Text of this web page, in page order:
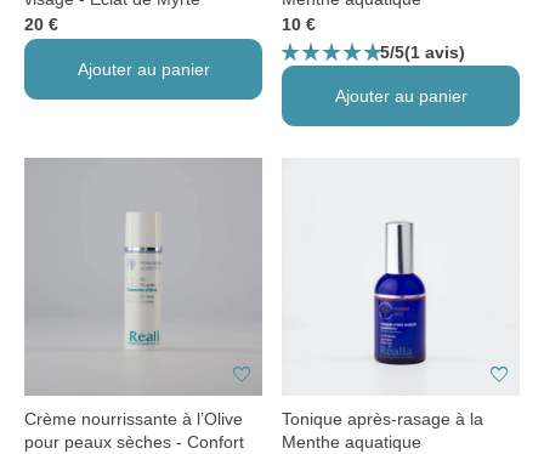
20 €
Ajouter au panier
10 €
star_ratestar_ratestar_ratestar_ratestar_rate5/5(1 avis)
Ajouter au panier
favorite
Crème nourrissante à l’Olive
pour peaux sèches - Confort
favorite
Tonique après-rasage à la
Menthe aquatique